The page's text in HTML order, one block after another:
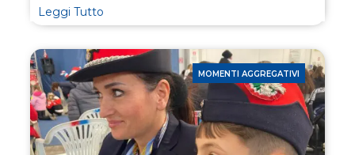
Leggi Tutto
MOMENTI AGGREGATIVI